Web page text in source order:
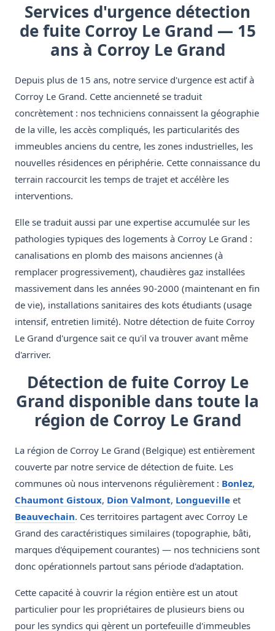
Services d'urgence détection
de fuite Corroy Le Grand — 15
ans à Corroy Le Grand
Depuis plus de 15 ans, notre service d'urgence est actif à
Corroy Le Grand. Cette ancienneté se traduit
concrètement : nos techniciens connaissent la géographie
de la ville, les accès compliqués, les particularités des
immeubles anciens du centre, les zones industrielles, les
nouvelles résidences en périphérie. Cette connaissance du
terrain raccourcit les temps de trajet et accélère les
interventions.
Elle se traduit aussi par une expertise accumulée sur les
pathologies typiques des logements à Corroy Le Grand :
canalisations en plomb des maisons anciennes (à
remplacer progressivement), chaudières gaz installées
massivement dans les années 90-2000 (maintenant en fin
de vie), installations sanitaires des kots étudiants (usage
intensif, entretien limité). Notre détection de fuite Corroy
Le Grand d'urgence sait ce qu'il va trouver avant même
d'arriver.
Détection de fuite Corroy Le
Grand disponible dans toute la
région de Corroy Le Grand
La région de Corroy Le Grand (Belgique) est entièrement
couverte par notre service de détection de fuite. Les
communes où nous intervenons régulièrement : Bonlez,
Chaumont Gistoux, Dion Valmont, Longueville et
Beauvechain. Ces territoires partagent avec Corroy Le
Grand des caractéristiques similaires (topographie, bâti,
marques d'équipement courantes) — nos techniciens sont
donc opérationnels partout sans période d'adaptation.
Cette capacité à couvrir la région entière est un atout
particulier pour les propriétaires de plusieurs biens ou
pour les syndics qui gèrent un portefeuille d'immeubles